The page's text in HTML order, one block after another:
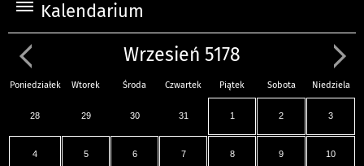
Kalendarium
Wrzesień 5178
Poniedziałek Wtorek Środa Czwartek Piątek Sobota Niedziela
28 29 30 31 1 2 3
4 5 6 7 8 9 10